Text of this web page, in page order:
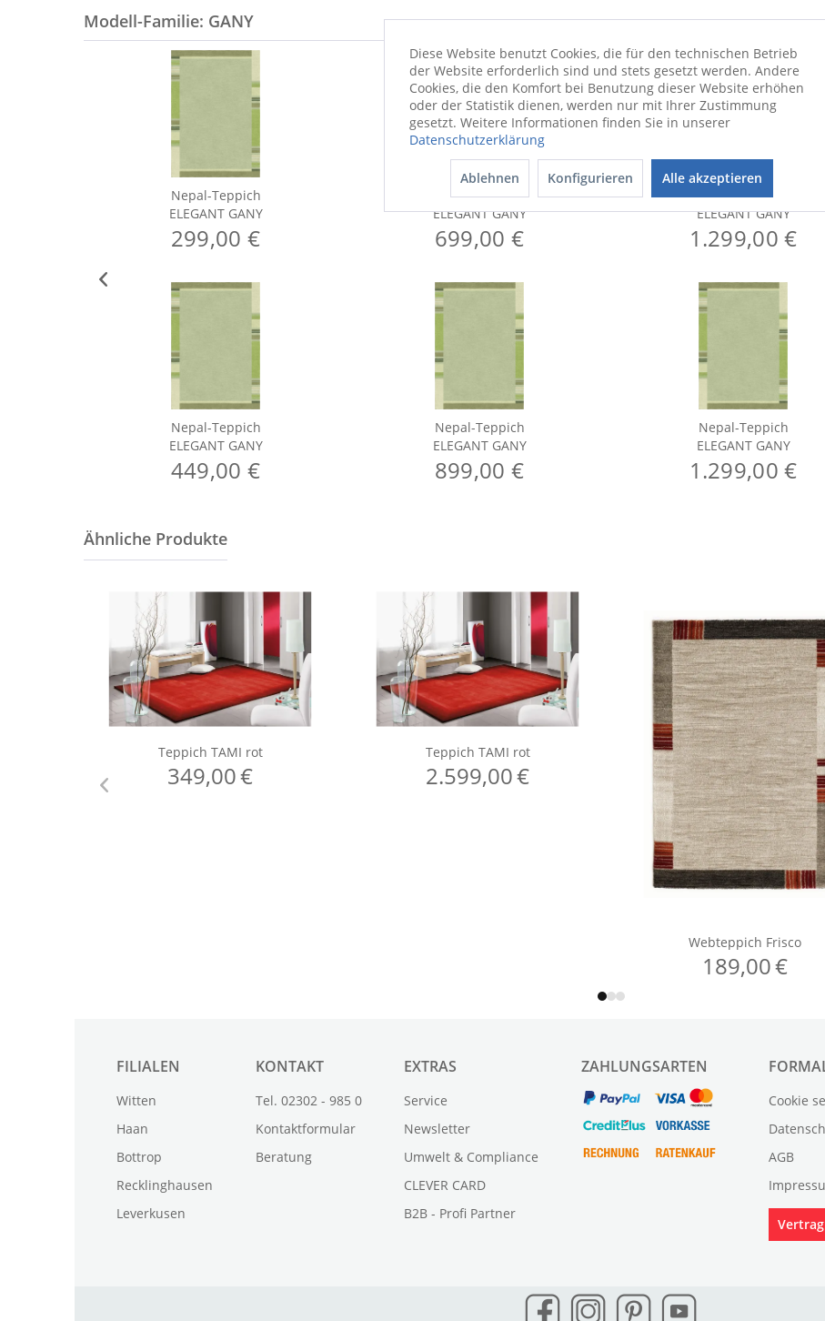
Modell-Familie: GANY
Nepal-Teppich
ELEGANT GANY
299,00 €
Nepal-Teppich
ELEGANT GANY
449,00 €
Nepal-Teppich
ELEGANT GANY
699,00 €
Nepal-Teppich
ELEGANT GANY
899,00 €
Nepal-Teppich
ELEGANT GANY
1.299,00 €
Nepal-Teppich
ELEGANT GANY
1.299,00 €
FILIALEN
Witten
Haan
Bottrop
Recklinghausen
Leverkusen
KONTAKT
Tel. 02302 - 985 0
Kontaktformular
Beratung
EXTRAS
Service
Newsletter
Umwelt & Compliance
CLEVER CARD
B2B - Profi Partner
ZAHLUNGSARTEN
Cookie
AGB
Diese Website benutzt Cookies, die für den technischen Betrieb
der Website erforderlich sind und stets gesetzt werden. Andere
Cookies, die den Komfort bei Benutzung dieser Website erhöhen
oder der Statistik dienen, werden nur mit Ihrer Zustimmung
gesetzt. Weitere Informationen finden Sie in unserer
Datenschutzerklärung
Ablehnen Konfigurieren Alle akzeptieren